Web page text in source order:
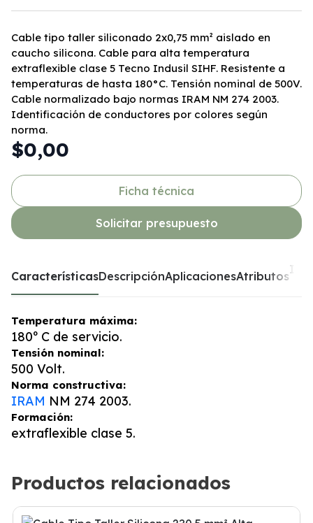
Cable tipo taller siliconado 2x0,75 mm² aislado en
caucho silicona. Cable para alta temperatura
extraflexible clase 5 Tecno Indusil SIHF. Resistente a
temperaturas de hasta 180°C. Tensión nominal de 500V.
Cable normalizado bajo normas IRAM NM 274 2003.
Identificación de conductores por colores según
norma.
$0,00
Ficha técnica
Solicitar presupuesto
CaracterísticasDescripciónAplicacionesAtributos
Temperatura máxima:
180º C de servicio.
Tensión nominal:
500 Volt.
Norma constructiva:
IRAM NM 274 2003.
Formación:
extraflexible clase 5.
Productos relacionados